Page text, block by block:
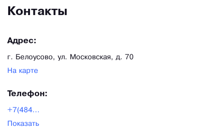
Контакты
Адрес:
г. Белоусово, ул. Московская, д. 70
На карте
Телефон:
+7(484...
Показать